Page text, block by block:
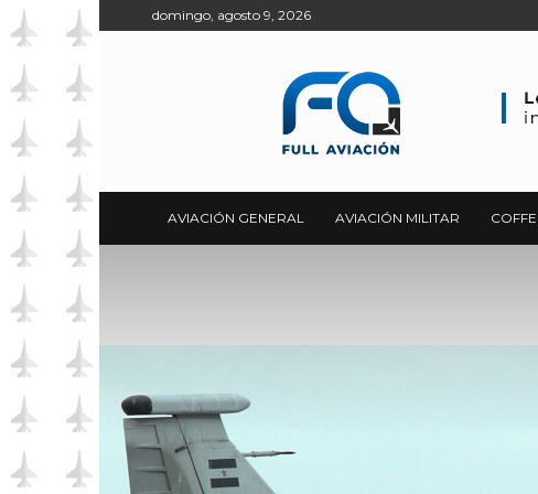
domingo, agosto 9, 2026
AVIACIÓN GENERAL AVIACIÓN MILITAR